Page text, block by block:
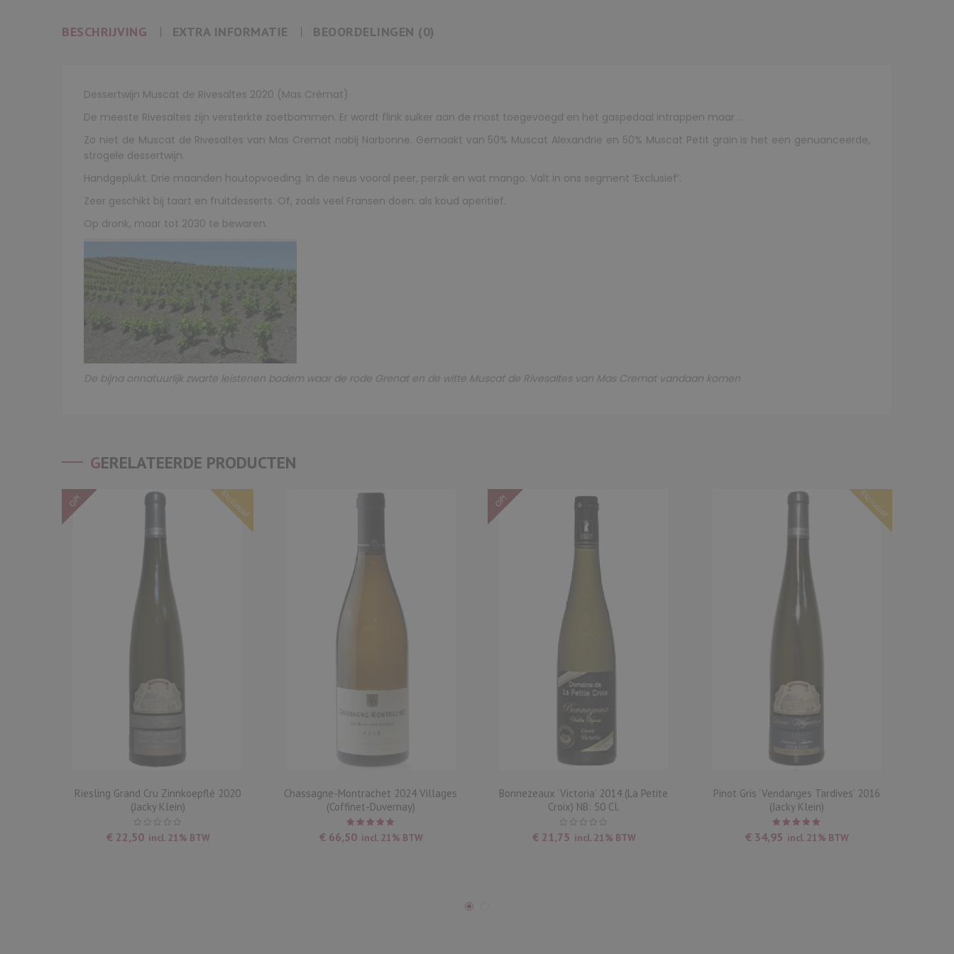
BESCHRIJVING EXTRA INFORMATIE BEOORDELINGEN (0)
Dessertwijn Muscat de Rivesaltes 2020 (Mas Crémat)
De meeste Rivesaltes zijn versterkte zoetbommen. Er wordt flink suiker aan de most toegevoegd en het gaspedaal intrappen maar …
Zo niet de Muscat de Rivesaltes van Mas Cremat nabij Narbonne. Gemaakt van 50% Muscat Alexandrie en 50% Muscat Petit grain is het een genuanceerde,
strogele dessertwijn.
Handgeplukt. Drie maanden houtopvoeding. In de neus vooral peer, perzik en wat mango. Valt in ons segment ‘Exclusief’.
Zeer geschikt bij taart en fruitdesserts. Of, zoals veel Fransen doen: als koud aperitief.
Op dronk, maar tot 2030 te bewaren.
De bijna onnatuurlijk zwarte leistenen bodem waar de rode Grenat en de witte Muscat de Rivesaltes van Mas Cremat vandaan komen
GERELATEERDE PRODUCTEN
Exclusief
OP!
Riesling Grand Cru Zinnkoepflé 2020
(Jacky Klein)
€ 22,50 incl. 21% BTW
Chassagne-Montrachet 2024 Villages
(Coffinet-Duvernay)
Waardering
5.00uit
€ 66,50 incl. 21% BTW
OP!
Bonnezeaux ‘Victoria’ 2014 (La Petite
Croix) NB: 50 Cl.
€ 21,75 incl. 21% BTW
Exclusief
Pinot Gris ‘Vendanges Tardives’ 2016
(Jacky Klein)
Waardering
5.00uit
€ 34,95 incl. 21% BTW